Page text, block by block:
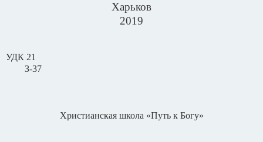
Харьков
2019
УДК 21
З-37
Христианская школа «Путь к Богу»